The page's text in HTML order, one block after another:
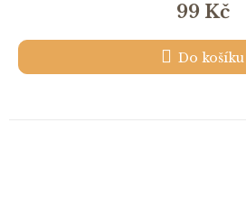
99 Kč
Do košíku